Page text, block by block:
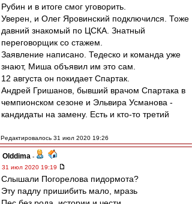
Рубин и в итоге смог уговорить.
Уверен, и Олег Яровинский подключился. Тоже
давний знакомый по ЦСКА. Знатный
переговорщик со стажем.
Заявление написано. Тедеско и команда уже
знают, Миша объявил им это сам.
12 августа он покидает Спартак.
Андрей Гришанов, бывший врачом Спартака в
чемпионском сезоне и Эльвира Усманова -
кандидаты на замену. Есть и кто-то третий
Редактировалось 31 июл 2020 19:26
Olddima -
31 июл 2020 19:19
Слышали Погорелова пидормота?
Эту падлу пришибить мало, мразь